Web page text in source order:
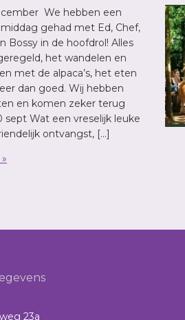
We hebben een
gehad met Ed, Chef,
Bossy in de hoofdrol! Alles
het wandelen en
met de alpaca’s, het eten
dan goed. Wij hebben
en komen zeker terug
sept Wat een vreselijk leuke
ontvangst, […]
23a